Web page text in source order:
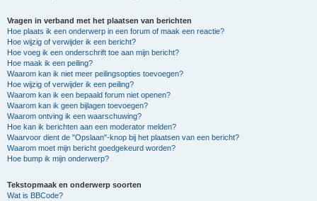
Vragen in verband met het plaatsen van berichten
Hoe plaats ik een onderwerp in een forum of maak een reactie?
Hoe wijzig of verwijder ik een bericht?
Hoe voeg ik een onderschrift toe aan mijn bericht?
Hoe maak ik een peiling?
Waarom kan ik niet meer peilingsopties toevoegen?
Hoe wijzig of verwijder ik een peiling?
Waarom kan ik een bepaald forum niet openen?
Waarom kan ik geen bijlagen toevoegen?
Waarom ontving ik een waarschuwing?
Hoe kan ik berichten aan een moderator melden?
Waarvoor dient de "Opslaan"-knop bij het plaatsen van een bericht?
Waarom moet mijn bericht goedgekeurd worden?
Hoe bump ik mijn onderwerp?
Tekstopmaak en onderwerp soorten
Wat is BBCode?